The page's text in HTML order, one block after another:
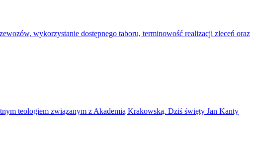
wykorzystanie dostępnego taboru, terminowość realizacji zleceń oraz
teologiem związanym z Akademią Krakowską. Dziś święty Jan Kanty